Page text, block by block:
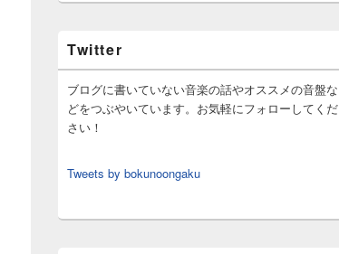
Twitter
ブログに書いていない音楽の話やオススメの音盤な
どをつぶやいています。お気軽にフォローしてくだ
さい！
Tweets by bokunoongaku